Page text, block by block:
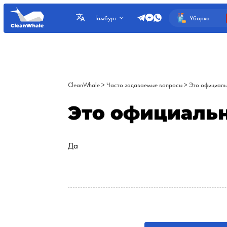
Гамбург Уборка
CleanWhale >Часто задаваемые вопросы >Это
Это
Да